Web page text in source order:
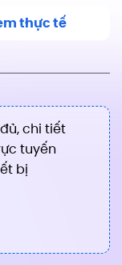
thực tế
chi tiết
tuyến
bị